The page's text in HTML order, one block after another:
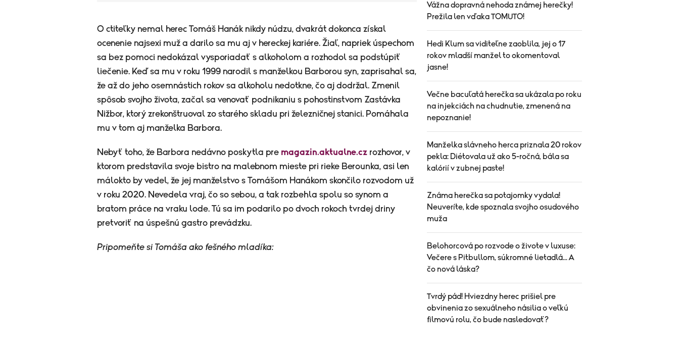
​O ctiteľky nemal herec Tomáš Hanák nikdy núdzu, dvakrát dokonca získal
ocenenie najsexi muž a darilo sa mu aj v hereckej kariére. Žiaľ, napriek úspechom
sa bez pomoci nedokázal vysporiadať s alkoholom a rozhodol sa podstúpiť
liečenie. Keď sa mu v roku 1999 narodil s manželkou Barborou syn, zaprisahal sa,
že až do jeho osemnástich rokov sa alkoholu nedotkne, čo aj dodržal. Zmenil
spôsob svojho života, začal sa venovať podnikaniu s pohostinstvom Zastávka
Nižbor, ktorý zrekonštruoval zo starého skladu pri železničnej stanici. Pomáhala
mu v tom aj manželka Barbora.
Nebyť toho, že Barbora nedávno poskytla pre magazin.aktualne.cz rozhovor, v
ktorom predstavila svoje bistro na malebnom mieste pri rieke Berounka, asi len
málokto by vedel, že jej manželstvo s Tomášom Hanákom skončilo rozvodom už
v roku 2020. Nevedela vraj, čo so sebou, a tak rozbehla spolu so synom a
bratom práce na vraku lode. Tú sa im podarilo po dvoch rokoch tvrdej driny
pretvoriť na úspešnú gastro prevádzku.
Pripomeňte si Tomáša ako fešného mladíka:
Vážna dopravná nehoda známej herečky!
Prežila len vďaka TOMUTO!
Hedi Klum sa viditeľne zaoblila, jej o 17
rokov mladší manžel to okomentoval
jasne!
Večne bacuľatá herečka sa ukázala po roku
na injekciách na chudnutie, zmenená na
nepoznanie!
Manželka slávneho herca priznala 20 rokov
pekla: Diétovala už ako 5-ročná, bála sa
kalórií v zubnej paste!
Známa herečka sa potajomky vydala!
Neuveríte, kde spoznala svojho osudového
muža
Belohorcová po rozvode o živote v luxuse:
Večere s Pitbullom, súkromné lietadlá... A
čo nová láska?
Tvrdý pád! Hviezdny herec prišiel pre
obvinenia zo sexuálneho násilia o veľkú
filmovú rolu, čo bude nasledovať?